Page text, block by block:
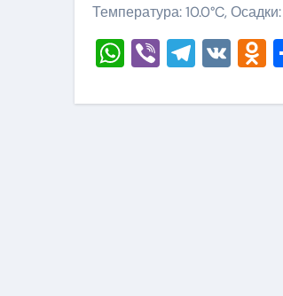
Температура: 10.0°C,
WhatsApp
Viber VK